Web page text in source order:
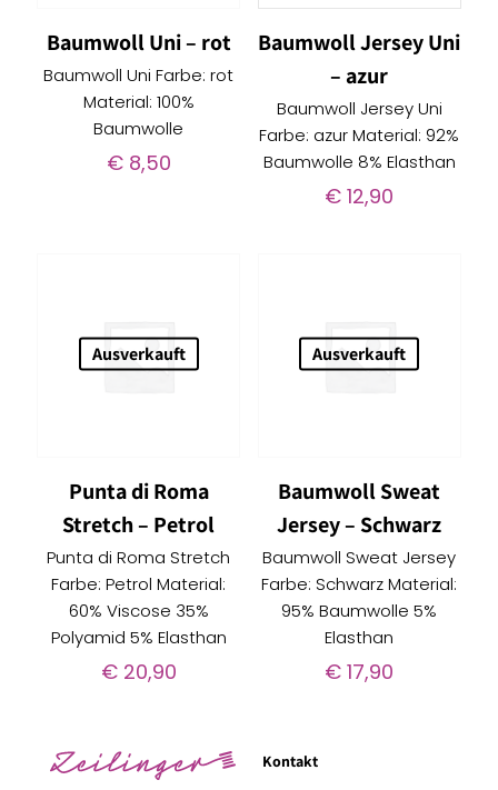
Baumwoll Uni – rot
Baumwoll Uni Farbe: rot
Material: 100%
Baumwolle
€8,50
Baumwoll Jersey Uni
– azur
Baumwoll Jersey Uni
Farbe: azur Material: 92%
Baumwolle 8% Elasthan
€ 12,90
Ausverkauft
Punta di Roma
Stretch – Petrol
Punta di Roma Stretch
Farbe: Petrol Material:
60% Viscose 35%
Polyamid 5% Elasthan
€20,90
Ausverkauft
Baumwoll Sweat
Jersey – Schwarz
Baumwoll Sweat Jersey
Farbe: Schwarz Material:
95% Baumwolle 5%
Elasthan
€ 17,90
Kontakt